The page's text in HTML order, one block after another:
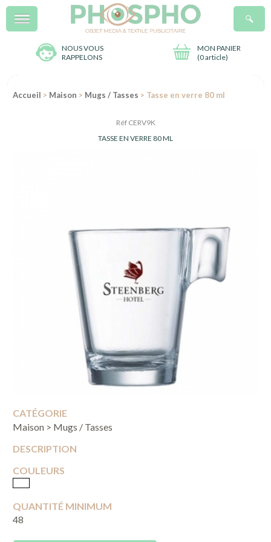
NOUS VOUS
RAPPELONS
MON PANIER
(0 article)
Menu
Accueil > Maison > Mugs / Tasses > Tasse en verre 80 ml
Réf CERV9K
TASSE EN VERRE 80 ML
CATÉGORIE
Maison > Mugs / Tasses
DESCRIPTION
COULEURS
QUANTITÉ MINIMUM
48